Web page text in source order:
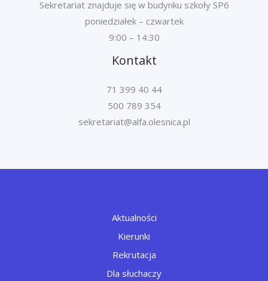
Sekretariat znajduje się w budynku szkoły SP6
poniedziałek – czwartek
9:00 – 14:30
Kontakt
71 399 40 44
500 789 354
Aktualności
Kierunki
Rekrutacja
Dla słuchaczy